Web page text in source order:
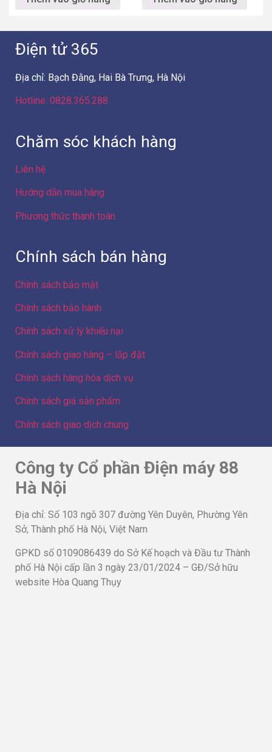
Điện tử 365
Địa chỉ: Bạch Đằng, Hai Bà Trưng, Hà Nội
Hotline: 0828.365.288
Chăm sóc khách hàng
Liên hệ
Hướng dẫn mua hàng
Phương thức thanh toán
Chính sách bán hàng
Chính sách bảo mật
Chính sách bảo hành
Chính sách xử lý khiếu nại
Chính sách giao hàng – lắp đặt
Chính sách hàng hóa dịch vụ
Chính sách giá sản phẩm
Chính sách giao dịch chung
Công ty Cổ phần Điện máy 88
Hà Nội
Địa chỉ: Số 103 ngõ 307 đường Yên Duyên, Phường Yên
Sở, Thành phố Hà Nội, Việt Nam
GPKD số 0109086439 do Sở Kế hoạch và Đầu tư Thành
phố Hà Nội cấp lần 3 ngày 23/01/2024 – GĐ/Sở hữu
website Hòa Quang Thụy